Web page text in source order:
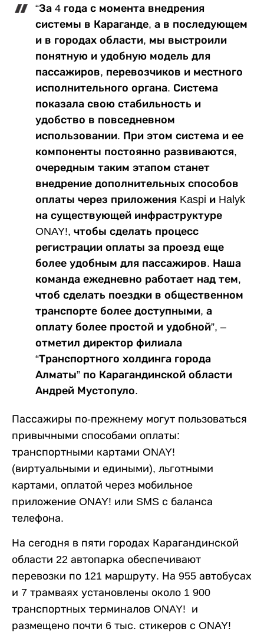
“За 4 года с момента внедрения
системы в Караганде, а в последующем
и в городах области, мы выстроили
понятную и удобную модель для
пассажиров, перевозчиков и местного
исполнительного органа. Система
показала свою стабильность и
удобство в повседневном
использовании. При этом система и ее
компоненты постоянно развиваются,
очередным таким этапом станет
внедрение дополнительных способов
оплаты через приложения Kaspi и Halyk
на существующей инфраструктуре
ONAY!, чтобы сделать процесс
регистрации оплаты за проезд еще
более удобным для пассажиров. Наша
команда ежедневно работает над тем,
чтоб сделать поездки в общественном
транспорте более доступными, а
оплату более простой и удобной”, –
отметил директор филиала
“Транспортного холдинга города
Алматы” по Карагандинской области
Андрей Мустопуло.
Пассажиры по-прежнему могут пользоваться
привычными способами оплаты:
транспортными картами ONAY!
(виртуальными и едиными), льготными
картами, оплатой через мобильное
приложение ONAY! или SMS с баланса
телефона.
На сегодня в пяти городах Карагандинской
области 22 автопарка обеспечивают
перевозки по 121 маршруту. На 955 автобусах
и 7 трамваях установлены около 1 900
транспортных терминалов ONAY! и
размещено почти 6 тыс. стикеров с ONAY!